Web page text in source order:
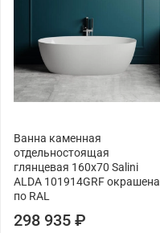
Ванна каменная
отдельностоящая
глянцевая 160х70 Salini
ALDA 101914GRF окрашена
по RAL
298 935 ₽